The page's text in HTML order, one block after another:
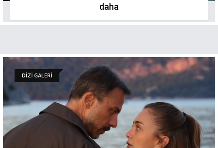
daha
DİZİ GALERİ